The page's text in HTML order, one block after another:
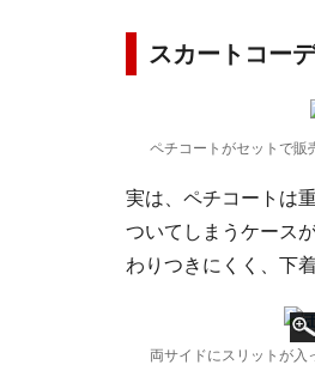
スカートコー
ペチコートがセットで販
実は、ペチコートは
ついてしまうケース
わりつきにくく、下
両サイドにスリットが入